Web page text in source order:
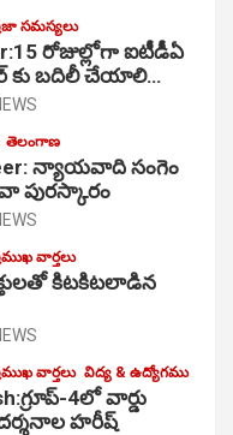
సమస్యలు
రోజుల్లోగా ఐటీడీఏ
కు బదిలీ చేయాలి…
తెలంగాణ
న్యాయవాది సంగెం
పురస్కారం
వార్తలు
కిటకిటలాడిన
వార్తలు విద్య & ఉద్యోగము
4లో వార్డు
హరీష్